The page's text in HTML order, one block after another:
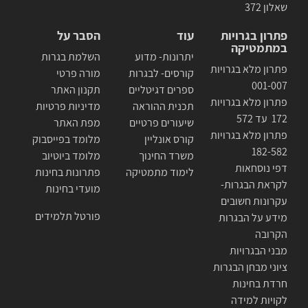
שאלון 372
פתרון בגרויות
במתמטיקה
פתרון מלא בגרויות
001-007
פתרון מלא בגרויות
172 עד 572
פתרון מלא בגרויות
182-582
דפי נוסחאות
לקראת הבגרות-
עקרונות חשובים
מידע על הבגרות
הקרובה
מבני הבגרויות
ציוני מבחן הבגרות
חרדת בחינות
לקויות למידה
עוד
יתרונות- מדוע
קורסים- לבגרות
ספרים דגיטליים
תכנית ההוראה
שיעורים פרטיים
קורס אונליין
משרד החינוך
לימוד מתמטיקה
הסבר על
השלמת בגרות
מורה פרטי
תקנון האתר
מדיניות פרטיות
מפת האתר
מלומד בפייסבוק
מלומד ביוטיוב
פתרונות בחינות
מועדי בחינות
פורטל תלמידים